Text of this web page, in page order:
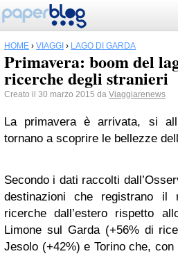
HOME › VIAGGI › LAGO DI GARDA
Primavera: boom del
ricerche degli stranieri
Creato il 30 marzo 2015 da Viaggiarenews
La primavera è arrivata, si
tornano a scoprire le bellezze
Secondo i dati raccolti
destinazioni che registrano il
ricerche dall’estero rispetto
Limone sul Garda (+56% di
Jesolo (+42%) e Torino che,